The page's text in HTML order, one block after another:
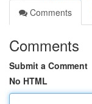
Comments
Comments
Submit a Comment
No HTML